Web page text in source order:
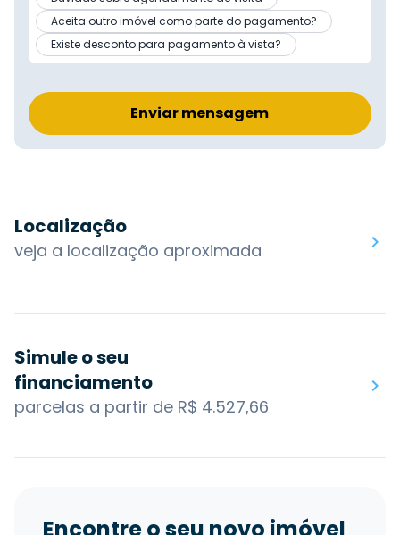
Aceita outro imóvel como parte do pagamento?
Existe desconto para pagamento à vista?
Enviar mensagem
Localização
veja a localização aproximada
Simule o seu
financiamento
parcelas a partir de R$ 4.527,66
Encontre o seu novo imóvel